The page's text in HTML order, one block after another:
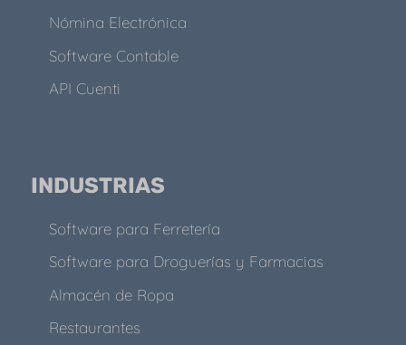
Nómina Electrónica
Software Contable
API Cuenti
INDUSTRIAS
Software para Ferretería
Software para Droguerías y Farmacias
Almacén de Ropa
Restaurantes